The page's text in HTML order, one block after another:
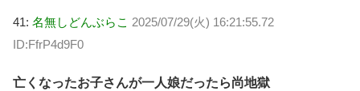
41: 名無しどんぶらこ 2025/07/29(火) 16:21:55.72
ID:FfrP4d9F0
亡くなったお子さんが一人娘だったら尚地獄